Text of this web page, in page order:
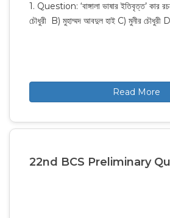
1. Question: ‘বাঙ্গালা ভাষার ইতিবৃত্ত’ কার
চৌধুরী B) মুহাম্মদ আবদুল হাই C) মুনীর চৌধুরী
Read More
22nd BCS Preliminary